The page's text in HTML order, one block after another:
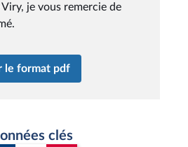
je vous remercie de
le format pdf
clés